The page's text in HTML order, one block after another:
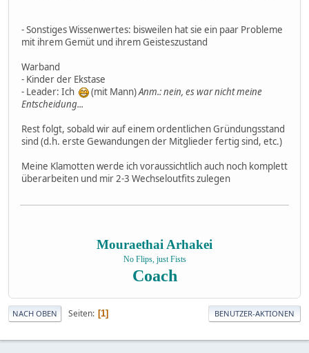
- Sonstiges Wissenwertes: bisweilen hat sie ein paar Probleme
mit ihrem Gemüt und ihrem Geisteszustand
Warband
- Kinder der Ekstase
- Leader: Ich
(mit Mann)Anm.: nein, es war nicht meine
Entscheidung...
Rest folgt, sobald wir auf einem ordentlichen Gründungsstand
sind (d.h. erste Gewandungen der Mitglieder fertig sind, etc.)
Meine Klamotten werde ich voraussichtlich auch noch komplett
überarbeiten und mir 2-3 Wechseloutfits zulegen
Mouraethai Arhakei
No Flips, just Fists
Coach
NACH OBEN Seiten 1 BENUTZER-AKTIONEN